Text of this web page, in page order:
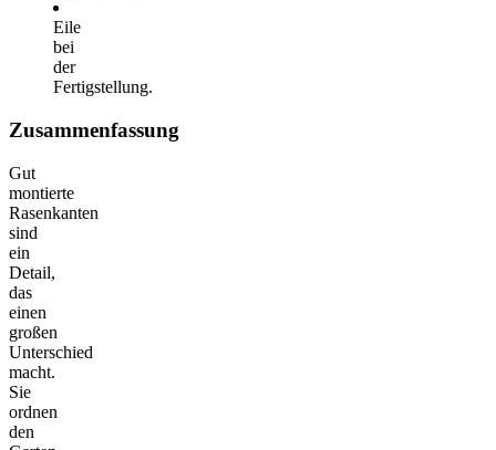
Eile
bei
der
Fertigstellung.
Zusammenfassung
Gut
montierte
Rasenkanten
sind
ein
Detail,
das
einen
großen
Unterschied
macht.
Sie
ordnen
den